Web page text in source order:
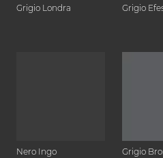
Grigio Londra Grigio
Nero Ingo Grigio